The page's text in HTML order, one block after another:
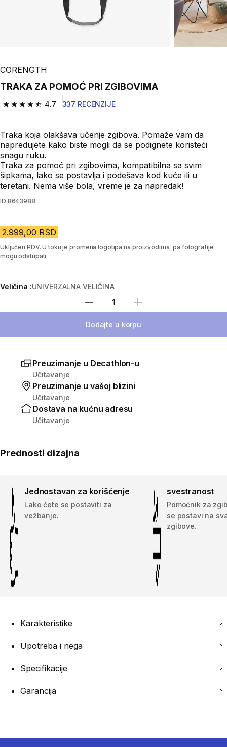
CORENGTH
TRAKA ZA POMOĆ PRI ZGIBOVIMA
4.7
4.7 od 5 zvezdica from 337 Recenzije
337 RECENZIJE
Traka koja olakšava učenje zgibova. Pomaže vam da
napredujete kako biste mogli da se podignete koristeći
snagu ruku.
Traka za pomoć pri zgibovima, kompatibilna sa svim
šipkama, lako se postavlja i podešava kod kuće ili u
teretani. Nema više bola, vreme je za napredak!
ID 8643988
2.999,00 RSD
Uključen PDV. U toku je promena logotipa na proizvodima, pa fotografije
mogu odstupati.
Veličina :UNIVERZALNA VELIČINA
Izaberi količinu
Dodajte u korpu
Preuzimanje u Decathlon-u
Učitavanje
Preuzimanje u vašoj blizini
Učitavanje
Dostava na kućnu adresu
Učitavanje
Prednosti dizajna
Jednostavan za korišćenje
Lako ćete se postaviti za
vežbanje.
svestranost
Pomoćnik za
se postavi na
zgibove.
Karakteristike
Upotreba i nega
Specifikacije
Garancija